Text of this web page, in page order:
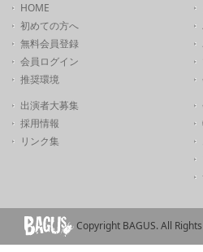
HOME
初めての方へ
無料会員登録
会員ログイン
推奨環境
出演者大募集
採用情報
リンク集
Copyright BAGUS. All